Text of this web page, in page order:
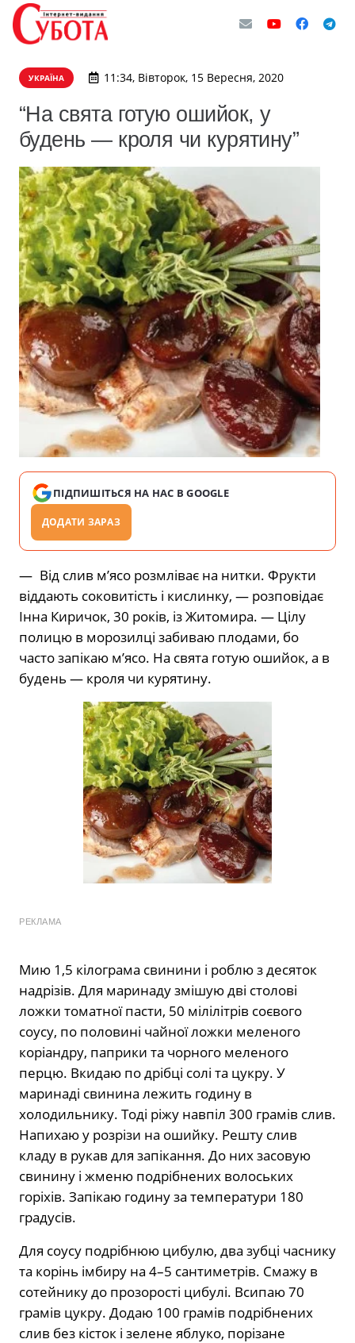
УКРАЇНА 11:34, Вівторок, 15 Вересня, 2020
“На свята готую ошийок, у
будень — кроля чи курятину”
ПІДПИШІТЬСЯ НА НАС В GOOGLE
ДОДАТИ ЗАРАЗ
— Від слив м’ясо розмліває на нитки. Фрукти
віддають соковитість і кислинку, — розповідає
Інна Киричок, 30 років, із Житомира. — Цілу
полицю в морозилці забиваю плодами, бо
часто запікаю м’ясо. На свята готую ошийок, а в
будень — кроля чи курятину.
РЕКЛАМА
Мию 1,5 кілограма свинини і роблю з десяток
надрізів. Для маринаду змішую дві столові
ложки томатної пасти, 50 мілілітрів соєвого
соусу, по половині чайної ложки меленого
коріандру, паприки та чорного меленого
перцю. Вкидаю по дрібці солі та цукру. У
маринаді свинина лежить годину в
холодильнику. Тоді ріжу навпіл 300 грамів слив.
Напихаю у розрізи на ошийку. Решту слив
кладу в рукав для запікання. До них засовую
свинину і жменю подрібнених волоських
горіхів. Запікаю годину за температури 180
градусів.
Для соусу подрібнюю цибулю, два зубці часнику
та корінь імбиру на 4–5 сантиметрів. Смажу в
сотейнику до прозорості цибулі. Всипаю 70
грамів цукру. Додаю 100 грамів подрібнених
слив без кісток і зелене яблуко, порізане